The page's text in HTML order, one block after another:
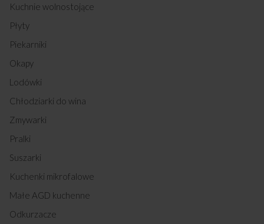
Kuchnie wolnostojące
Płyty
Piekarniki
Okapy
Lodówki
Chłodziarki do wina
Zmywarki
Pralki
Suszarki
Kuchenki mikrofalowe
Małe AGD kuchenne
Odkurzacze